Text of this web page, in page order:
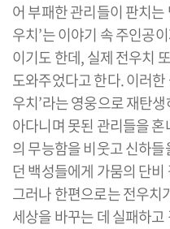
어 부패한 관리들이 판치
우치’는 이야기 속 주인공
이기도 한데, 실제 전우치
도와주었다고 한다. 이러
우치’라는 영웅으로 재탄
아다니며 못된 관리들을
의 무능함을 비웃고 신하
던 백성들에게 가뭄의 단
그러나 한편으로는 전우치
세상을 바꾸는 데 실패하